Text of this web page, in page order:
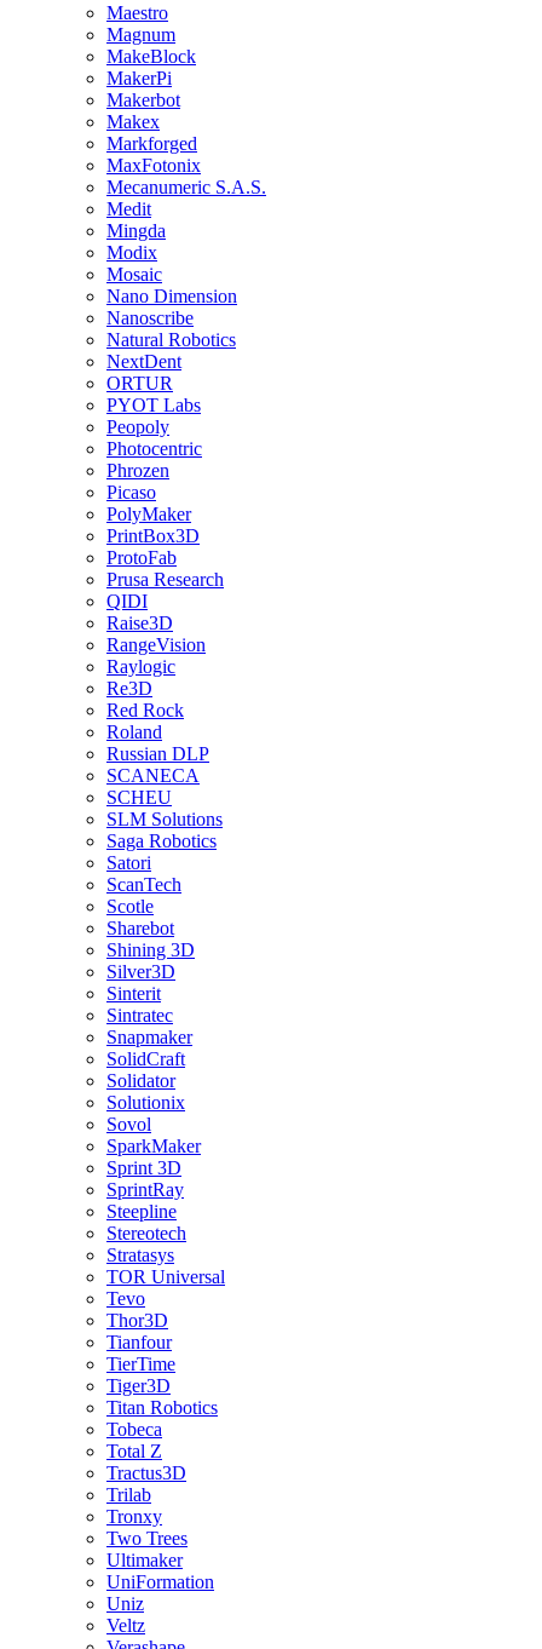
Maestro
Magnum
MakeBlock
MakerPi
Makerbot
Makex
Markforged
MaxFotonix
Mecanumeric S.A.S.
Medit
Mingda
Modix
Mosaic
Nano Dimension
Nanoscribe
Natural Robotics
NextDent
ORTUR
PYOT Labs
Peopoly
Photocentric
Phrozen
Picaso
PolyMaker
PrintBox3D
ProtoFab
Prusa Research
QIDI
Raise3D
RangeVision
Raylogic
Re3D
Red Rock
Roland
Russian DLP
SCANECA
SCHEU
SLM Solutions
Saga Robotics
Satori
ScanTech
Scotle
Sharebot
Shining 3D
Silver3D
Sinterit
Sintratec
Snapmaker
SolidCraft
Solidator
Solutionix
Sovol
SparkMaker
Sprint 3D
SprintRay
Steepline
Stereotech
Stratasys
TOR Universal
Tevo
Thor3D
Tianfour
TierTime
Tiger3D
Titan Robotics
Tobeca
Total Z
Tractus3D
Trilab
Tronxy
Two Trees
Ultimaker
UniFormation
Uniz
Veltz